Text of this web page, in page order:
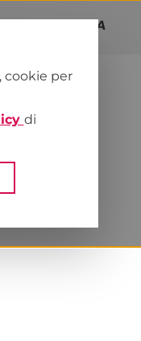
PROGRAMMA
cookie per
di